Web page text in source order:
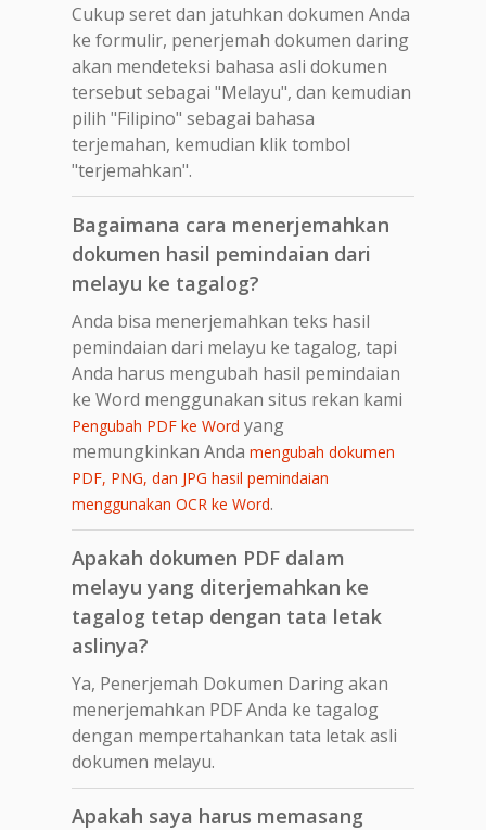
Cukup seret dan jatuhkan dokumen Anda
ke formulir, penerjemah dokumen daring
akan mendeteksi bahasa asli dokumen
tersebut sebagai "Melayu", dan kemudian
pilih "Filipino" sebagai bahasa
terjemahan, kemudian klik tombol
"terjemahkan".
Bagaimana cara menerjemahkan
dokumen hasil pemindaian dari
melayu ke tagalog?
Anda bisa menerjemahkan teks hasil
pemindaian dari melayu ke tagalog, tapi
Anda harus mengubah hasil pemindaian
ke Word menggunakan situs rekan kami
Pengubah PDF ke Word yang
memungkinkan Anda mengubah dokumen
PDF, PNG, dan JPG hasil pemindaian
menggunakan OCR ke Word.
Apakah dokumen PDF dalam
melayu yang diterjemahkan ke
tagalog tetap dengan tata letak
aslinya?
Ya, Penerjemah Dokumen Daring akan
menerjemahkan PDF Anda ke tagalog
dengan mempertahankan tata letak asli
dokumen melayu.
Apakah saya harus memasang